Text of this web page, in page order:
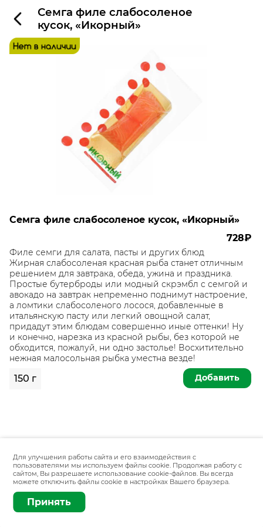
Семга филе слабосоленое
кусок, «Икорный»
Семга филе слабосоленое кусок, «Икорный»
728₽
Филе семги для салата, пасты и других блюд
Жирная слабосоленая красная рыба станет отличным
решением для завтрака, обеда, ужина и праздника.
Простые бутерброды или модный скрэмбл с семгой и
авокадо на завтрак непременно поднимут настроение,
а ломтики слабосоленого лосося, добавленные в
итальянскую пасту или легкий овощной салат,
придадут этим блюдам совершенно иные оттенки! Ну
и конечно, нарезка из красной рыбы, без которой не
обходится, пожалуй, ни одно застолье! Восхитительно
нежная малосольная рыбка уместна везде!
150 г Добавить
Для улучшения работы сайта и его взаимодействия с
пользователями мы используем файлы cookie. Продолжая работу с
сайтом, Вы разрешаете использование cookie-файлов. Вы всегда
можете отключить файлы cookie в настройках Вашего браузера.
Принять